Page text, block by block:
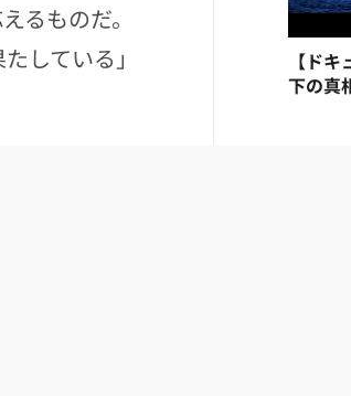
るものだ。
している」
【ド
下の真